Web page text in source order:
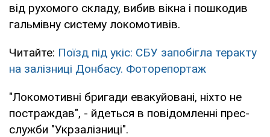
від рухомого складу, вибив вікна і пошкодив
гальмівну систему локомотивів.
Читайте: Поїзд під укіс: СБУ запобігла теракту
на залізниці Донбасу. Фоторепортаж
"Локомотивні бригади евакуйовані, ніхто не
постраждав", - йдеться в повідомленні прес-
служби "Укрзалізниці".